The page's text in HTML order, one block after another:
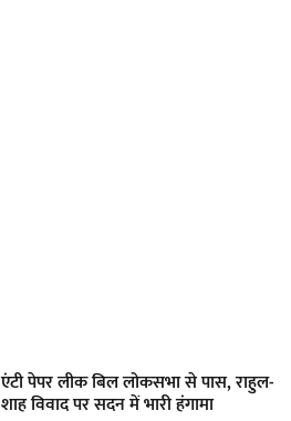
एंटी पेपर लीक बिल लोकसभा से पास, राहुल-
शाह विवाद पर सदन में भारी हंगामा